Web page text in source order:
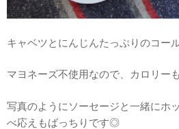
キャベツとにんじんたっぷりのコー
マヨネーズ不使用なので、カロリー
写真のようにソーセージと一緒にホ
べ応えもばっちりです◎